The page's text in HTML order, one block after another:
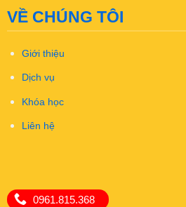
0961.815.368
VỀ CHÚNG TÔI
Giới thiệu
Dịch vụ
Khóa học
Liên hệ